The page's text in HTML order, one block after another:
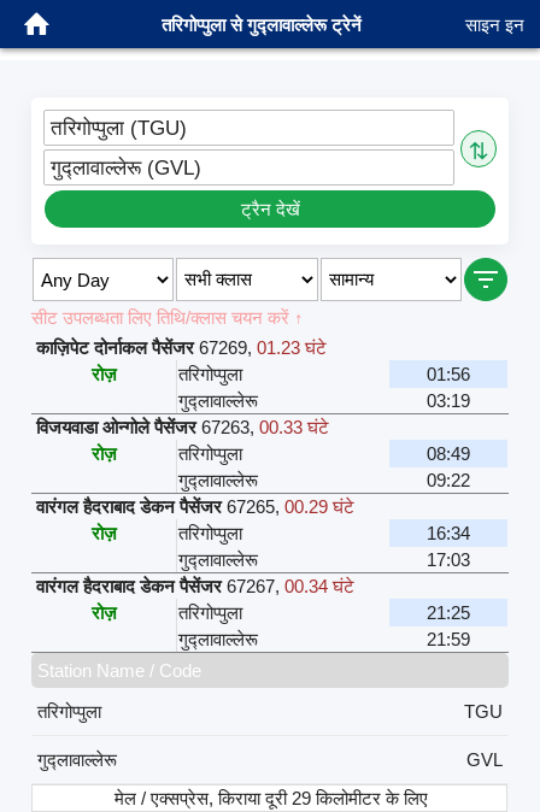
तरिगोप्पुला से गुद्लावाल्लेरू ट्रेनें साइन इन
तरिगोप्पुला (TGU)
⇅
गुद्लावाल्लेरू (GVL)
ट्रैन देखें
सीट उपलब्धता लिए तिथि/क्लास चयन करें ↑
काज़िपेट दोर्नाकल पैसेंजर 67269,01.23 घंटे
रोज़
तरिगोप्पुला
01:56
गुद्लावाल्लेरू
03:19
विजयवाडा ओन्गोले पैसेंजर 67263,00.33 घंटे
रोज़
तरिगोप्पुला
08:49
गुद्लावाल्लेरू
09:22
वारंगल हैदराबाद डेकन पैसेंजर 67265,00.29 घंटे
रोज़
तरिगोप्पुला
16:34
गुद्लावाल्लेरू
17:03
वारंगल हैदराबाद डेकन पैसेंजर 67267,00.34 घंटे
रोज़
तरिगोप्पुला
21:25
गुद्लावाल्लेरू
21:59
Station Name / Code
तरिगोप्पुला
TGU
गुद्लावाल्लेरू
GVL
मेल / एक्सप्रेस, किराया दूरी 29 किलोमीटर के लिए